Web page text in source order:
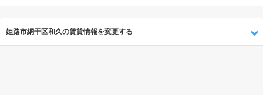
姫路市網干区和久の賃貸情報を変更する